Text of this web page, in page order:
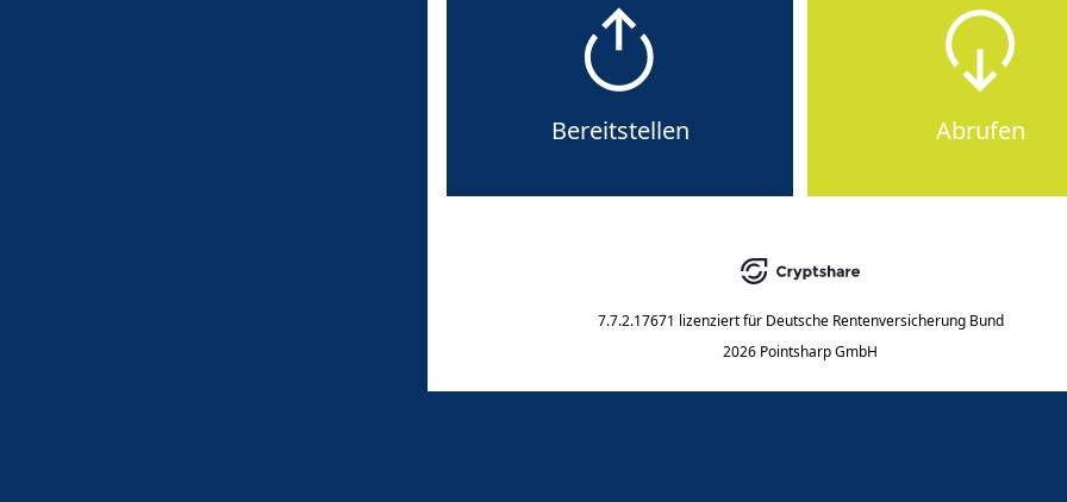
Bereitstellen Abrufen
7.7.2.17671 lizenziert für Deutsche Rentenversicherung Bund
2026 Pointsharp GmbH